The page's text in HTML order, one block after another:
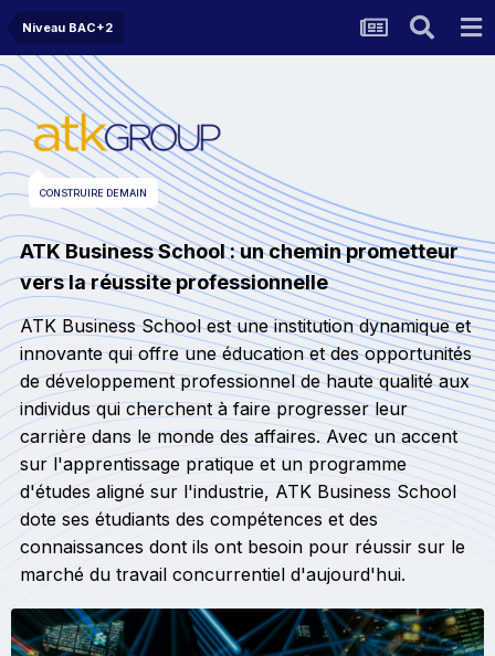
Niveau BAC+2
CONSTRUIRE DEMAIN
ATK Business School : un chemin prometteur
vers la réussite professionnelle
ATK Business School est une institution dynamique et
innovante qui offre une éducation et des opportunités
de développement professionnel de haute qualité aux
individus qui cherchent à faire progresser leur
carrière dans le monde des affaires. Avec un accent
sur l'apprentissage pratique et un programme
d'études aligné sur l'industrie, ATK Business School
dote ses étudiants des compétences et des
connaissances dont ils ont besoin pour réussir sur le
marché du travail concurrentiel d'aujourd'hui.